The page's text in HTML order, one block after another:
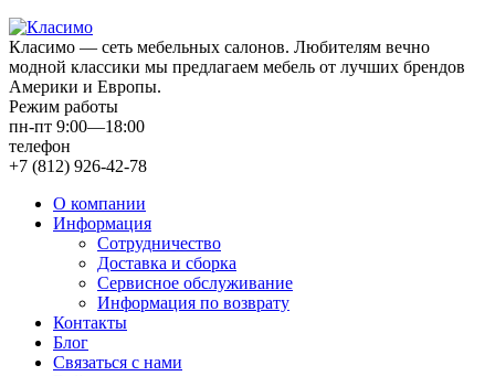
Класимо — cеть мебельных салонов. Любителям вечно
модной классики мы предлагаем мебель от лучших брендов
Америки и Европы.
Режим работы
пн-пт 9:00—18:00
телефон
+7 (812) 926-42-78
О компании
Информация
Сотрудничество
Доставка и сборка
Сервисное обслуживание
Информация по возврату
Контакты
Блог
Связаться с нами